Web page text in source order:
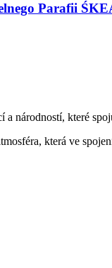
Parafii
a národností, které
která ve